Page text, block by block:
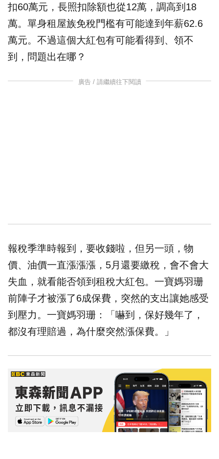
扣60萬元，長照扣除額也從12萬，調高到18
萬。 單身租屋族免稅門檻有可能達到年薪62.6
萬元。不過這個大紅包有可能看得到、領不
到，問題出在哪？
廣告 / 請繼續往下閱讀
報稅季準時報到，要收錢啦，但另一頭，物
價、油價一直漲漲漲，5月還要繳稅，會不會大
失血，就看能否領到租稅大紅包。一寶媽羽珊
前陣子才被漲了6成保費，突然的支出讓她感受
到壓力。一寶媽羽珊：「嚇到，保好幾年了，
都沒有理賠過，為什麼突然漲保費。」